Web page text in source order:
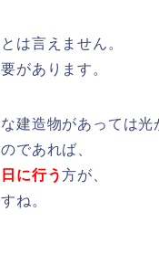
は言えません。
があります。
建造物があっては光
であれば、
に行う方が、
ね。